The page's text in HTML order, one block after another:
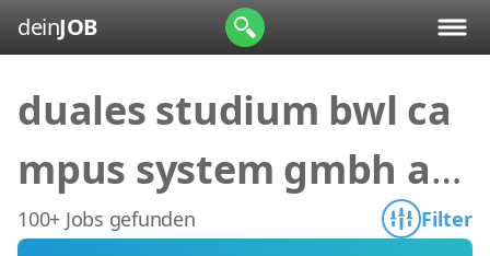
deinJOB
duales studium bwl ca
mpus system gmbh am
on werbung wuerzbur
100+ Jobs gefunden Filter